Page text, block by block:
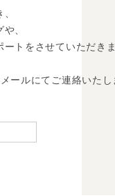
、
トをさせていただき
ールにてご連絡いたし